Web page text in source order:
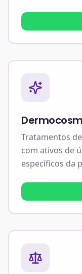
Tratamentos
com ativos de
específicos da